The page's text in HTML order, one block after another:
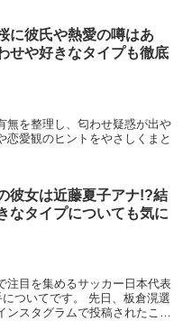
さんは、誰もが認める美
を抜いた抜群のスタイル
きますね！
ンク
に彼氏や熱愛の噂はあ
せや好きなタイプも徹底
無を整理し、匂わせ疑惑が出や
愛観のヒントをやさしくまと
彼女は近藤夏子アナ!?結
なタイプについても気に
注目を集めるサッカー日本代表
ついてです。 先日、板倉滉選
ンスタグラムで投稿されたこと